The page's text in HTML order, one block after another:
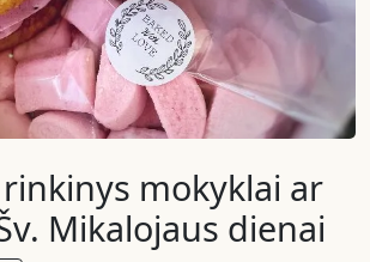
mokyklai ar
Mikalojaus dienai